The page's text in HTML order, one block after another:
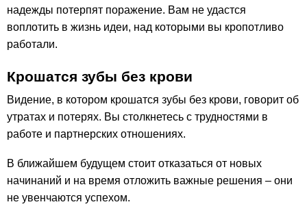
надежды потерпят поражение. Вам не удастся
воплотить в жизнь идеи, над которыми вы кропотливо
работали.
Крошатся зубы без крови
Видение, в котором крошатся зубы без крови, говорит об
утратах и потерях. Вы столкнетесь с трудностями в
работе и партнерских отношениях.
В ближайшем будущем стоит отказаться от новых
начинаний и на время отложить важные решения – они
не увенчаются успехом.